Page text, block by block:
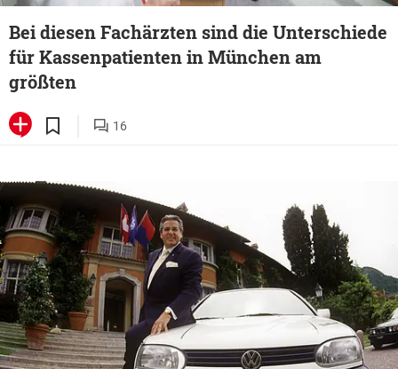
Bei diesen Fachärzten sind die Unterschiede
für Kassenpatienten in München am
größten
16